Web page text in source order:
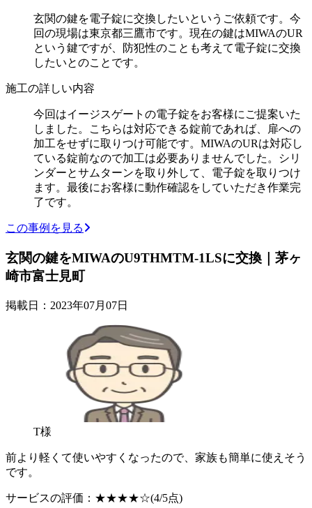
玄関の鍵を電子錠に交換したいというご依頼です。今
回の現場は東京都三鷹市です。現在の鍵はMIWAのUR
という鍵ですが、防犯性のことも考えて電子錠に交換
したいとのことです。
施工の詳しい内容
今回はイージスゲートの電子錠をお客様にご提案いた
しました。こちらは対応できる錠前であれば、扉への
加工をせずに取りつけ可能です。MIWAのURは対応し
ている錠前なので加工は必要ありませんでした。シリ
ンダーとサムターンを取り外して、電子錠を取りつけ
ます。最後にお客様に動作確認をしていただき作業完
了です。
この事例を見る
玄関の鍵をMIWAのU9THMTM-1LSに交換｜茅ヶ
崎市富士見町
掲載日：2023年07月07日
T様
前より軽くて使いやすくなったので、家族も簡単に使えそう
です。
サービスの評価： ★★★★☆(4/5点)